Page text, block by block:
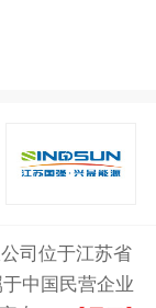
2
司位于江苏省
中国民营企业